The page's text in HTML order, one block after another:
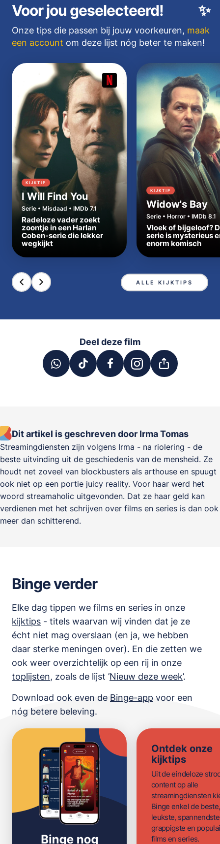
✨
Voor jou geselecteerd!
Onze tips die passen bij jouw voorkeuren, maak
een account om deze lijst nóg beter te maken!
KIJKTIP
I Will Find You
Serie • Misdaad • IMDb 7.1
Radeloze vader zoekt
zoontje in een Harlan
Coben-serie die lekker
wegkijkt
KIJKTIP
Widow's Bay
Serie • Horror • IMDb 8.1
Vloek of bijgeloof?
serie is mysterieus
enorm komisch
ALLE KIJKTIPS
Deel deze film
Dit artikel is geschreven door Irma Tomas
Streamingdiensten zijn volgens Irma - na riolering - de
beste uitvinding uit de geschiedenis van de mensheid. Ze
houdt net zoveel van blockbusters als arthouse en spuugt
ook niet op een portie juicy reality. Voor haar werd het
woord streamaholic uitgevonden. Dat ze haar geld kan
verdienen met het schrijven over films en series is dan ook
meer dan schitterend.
Binge verder
Elke dag tippen we films en series in onze
kijktips - titels waarvan wij vinden dat je ze
écht niet mag overslaan (en ja, we hebben
daar sterke meningen over). En die zetten we
ook weer overzichtelijk op een rij in onze
toplijsten, zoals de lijst ’Nieuw deze week’.
Download ook even de Binge-app voor een
nóg betere beleving.
Ontdek onze
kijktips
Uit de eindeloze
content op alle
streamingdiensten
Binge enkel de beste,
leukste,
grappigste en
films en series.